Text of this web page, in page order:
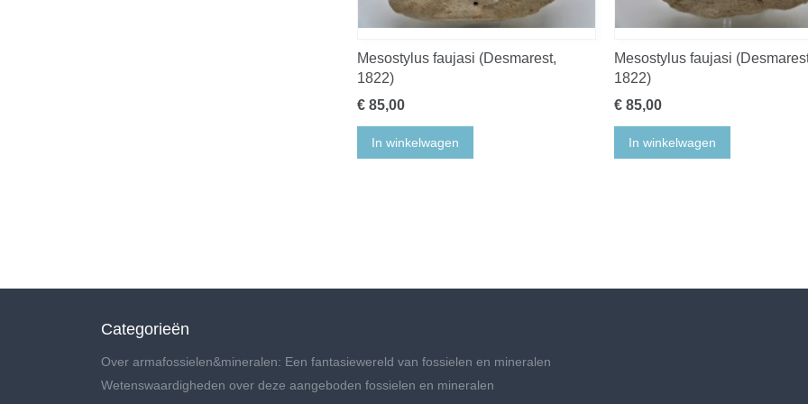
Mesostylus faujasi (Desmarest,
1822)
€ 85,00
In winkelwagen
Mesostylus faujasi
1822)
€ 85,00
In winkelwagen
Categorieën
Over armafossielen&mineralen: Een fantasiewereld van fossielen en mineralen
Wetenswaardigheden over deze aangeboden fossielen en mineralen